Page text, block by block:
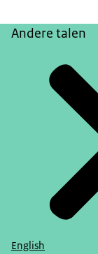
Andere talen
English